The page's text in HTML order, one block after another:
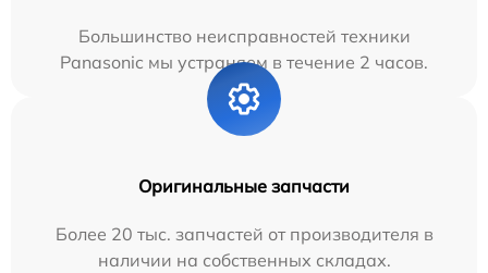
Большинство неисправностей техники
Panasonic мы устраняем в течение 2 часов.
Оригинальные запчасти
Более 20 тыс. запчастей от производителя в
наличии на собственных складах.